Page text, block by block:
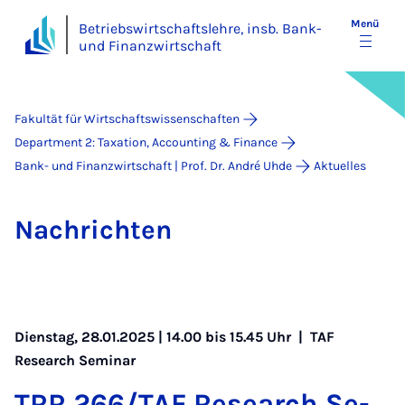
Betriebswirtschaftslehre, insb. Bank-
und Finanzwirtschaft
Menü
Fakultät für Wirtschaftswissenschaften
Department 2: Taxation, Accounting & Finance
Bank- und Finanzwirtschaft | Prof. Dr. André Uhde
Aktuelles
Nach­rich­ten
Dienstag, 28.01.2025 | 14.00 bis 15.45 Uhr | TAF
Research Seminar